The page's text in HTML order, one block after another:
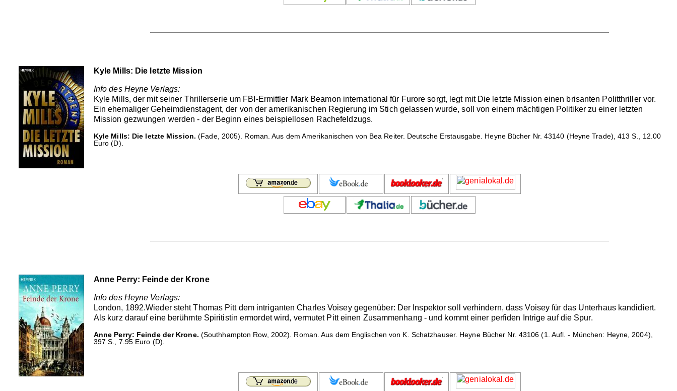
Kyle Mills: Die letzte Mission
Info des Heyne Verlags:
Kyle Mills, der mit seiner Thrillerserie um FBI-Ermittler Mark Beamon international für Furore sorgt, legt mit Die letzte Mission einen brisanten Politthriller vor.
Ein ehemaliger Geheimdienstagent, der von der amerikanischen Regierung im Stich gelassen wurde, soll von einem mächtigen Politiker zu einer letzten
Mission gezwungen werden - der Beginn eines beispiellosen Rachefeldzugs.
Kyle Mills: Die letzte Mission. (Fade, 2005). Roman. Aus dem Amerikanischen von Bea Reiter. Deutsche Erstausgabe. Heyne Bücher Nr. 43140 (Heyne Trade), 413 S., 12.00
Euro (D).
Anne Perry: Feinde der Krone
Info des Heyne Verlags:
London, 1892.Wieder steht Thomas Pitt dem intriganten Charles Voisey gegenüber: Der Inspektor soll verhindern, dass Voisey für das Unterhaus kandidiert.
Als kurz darauf eine berühmte Spiritistin ermordet wird, vermutet Pitt einen Zusammenhang - und kommt einer perfiden Intrige auf die Spur.
Anne Perry: Feinde der Krone. (Southhampton Row, 2002). Roman. Aus dem Englischen von K. Schatzhauser. Heyne Bücher Nr. 43106 (1. Aufl. - München: Heyne, 2004),
397 S., 7.95 Euro (D).